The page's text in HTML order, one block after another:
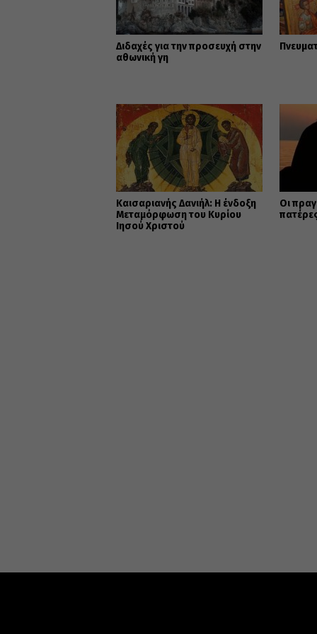
Διδαχές για την προσευχή στην
αθωνική γη
Καισαριανής Δανιήλ: Η ένδοξη
Μεταμόρφωση του Κυρίου
Ιησού Χριστού
Οι